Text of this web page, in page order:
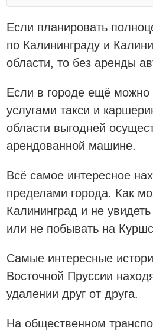
Если планировать
по Калининграду и
области, то без аренды
Если в городе ещё можно
услугами такси и
области выгодней
арендованной машине.
Всё самое интересное
пределами города. Как
Калининград и не
или не побывать на
Самые интересные
Восточной Пруссии
удалении друг от друга.
На общественном